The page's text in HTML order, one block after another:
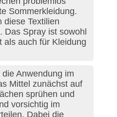
Sommerkleidung.
diese Textilien
Das Spray ist sowohl
als auch für Kleidung
Anwendung im
Mittel zunächst auf
sprühen und
vorsichtig im
Dabei die